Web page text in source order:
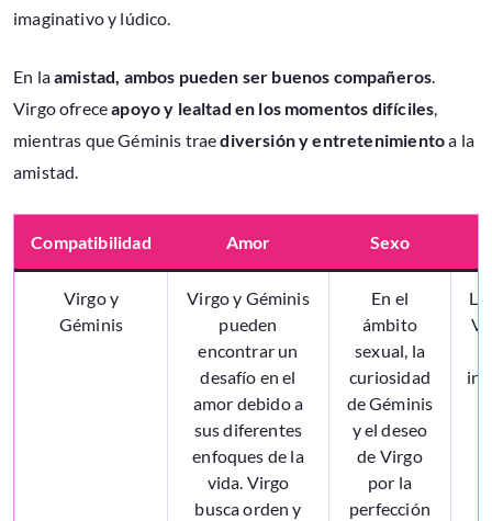
imaginativo y lúdico.
En laamistad, ambos pueden ser buenos compañeros.
Virgo ofreceapoyo y lealtad en los momentos difíciles,
mientras que Géminis traediversión y entretenimientoa la
amistad.
Compatibilidad Amor Sexo
Virgo y
Géminis
Virgo y Géminis
pueden
encontrar un
desafío en el
amor debido a
sus diferentes
enfoques de la
vida. Virgo
busca orden y
En el
ámbito
sexual, la
curiosidad
de Géminis
y el deseo
de Virgo
por la
perfección